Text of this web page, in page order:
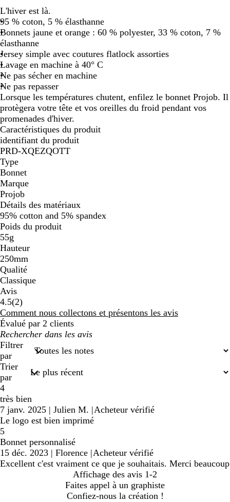
i
r
u
n
e
/
b
l
e
u
m
a
r
i
n
e
a
n
g
e
L'hiver est là.
95 % coton, 5 % élasthanne
Bonnets jaune et orange : 60 % polyester, 33 % coton, 7 %
élasthanne
Jersey simple avec coutures flatlock assorties
Lavage en machine à 40° C
Ne pas sécher en machine
Ne pas repasser
Lorsque les températures chutent, enfilez le bonnet Projob. Il
protègera votre tête et vos oreilles du froid pendant vos
promenades d'hiver.
Caractéristiques du produit
identifiant du produit
PRD-XQEZQOTT
Type
Bonnet
Marque
Projob
Détails des matériaux
95% cotton and 5% spandex
Poids du produit
55g
Hauteur
250mm
Qualité
Classique
Avis
4.5(22
avis
)
Comment nous collectons et présentons les avis
Évalué par 2 clients
Mes
recherches
saisies
Filtrer
par
Trier
par
4
très bien
7 janv. 2025 | Julien M. |Acheteur vérifié
Le logo est bien imprimé
5
Bonnet personnalisé
15 déc. 2023 | Florence |Acheteur vérifié
Excellent c'est vraiment ce que je souhaitais. Merci beaucoup
Affichage des avis 1-2
Faites appel à un graphiste
Confiez-nous la création !